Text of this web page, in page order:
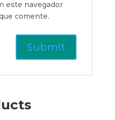
este navegador
comente.